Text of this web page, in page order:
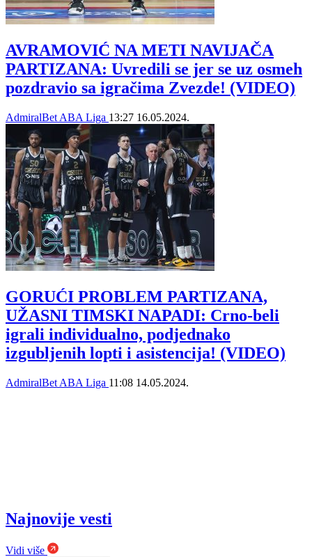
AVRAMOVIĆ NA METI NAVIJAČA
PARTIZANA: Uvredili se jer se uz osmeh
pozdravio sa igračima Zvezde! (VIDEO)
AdmiralBet ABA Liga 13:27 16.05.2024.
GORUĆI PROBLEM PARTIZANA,
UŽASNI TIMSKI NAPADI: Crno-beli
igrali individualno, podjednako
izgubljenih lopti i asistencija! (VIDEO)
AdmiralBet ABA Liga 11:08 14.05.2024.
Najnovije vesti
Vidi više